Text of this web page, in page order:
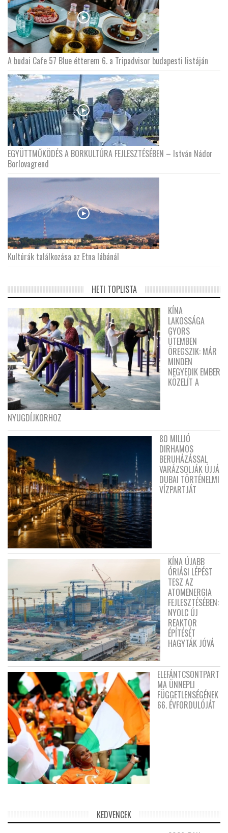
A budai Cafe 57 Blue étterem 6. a Tripadvisor budapesti listáján
EGYÜTTMŰKÖDÉS A BORKULTÚRA FEJLESZTÉSÉBEN – István Nádor
Borlovagrend
Kultúrák találkozása az Etna lábánál
HETI TOPLISTA
KÍNA
LAKOSSÁGA
GYORS
ÜTEMBEN
ÖREGSZIK: MÁR
MINDEN
NEGYEDIK EMBER
KÖZELÍT A
NYUGDÍJKORHOZ
80 MILLIÓ
DIRHAMOS
BERUHÁZÁSSAL
VARÁZSOLJÁK ÚJJÁ
DUBAI TÖRTÉNELMI
VÍZPARTJÁT
KÍNA ÚJABB
ÓRIÁSI LÉPÉST
TESZ AZ
ATOMENERGIA
FEJLESZTÉSÉBEN:
NYOLC ÚJ
REAKTOR
ÉPÍTÉSÉT
HAGYTÁK JÓVÁ
ELEFÁNTCSONTPART
MA ÜNNEPLI
FÜGGETLENSÉGÉNEK
66. ÉVFORDULÓJÁT
KEDVENCEK